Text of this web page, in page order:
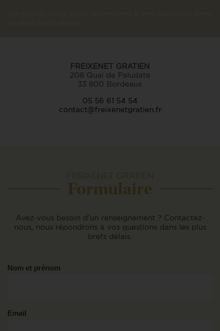
FREIXENET GRATIEN
208 Quai de Paludate
33 800 Bordeaux
05 56 61 54 54
contact@freixenetgratien.fr
FREIXENET GRATIEN
Formulaire
Avez-vous besoin d’un renseignement ? Contactez-
nous, nous répondrons à vos questions dans les plus
brefs délais.
Contactez-
Nom et prénom
Email